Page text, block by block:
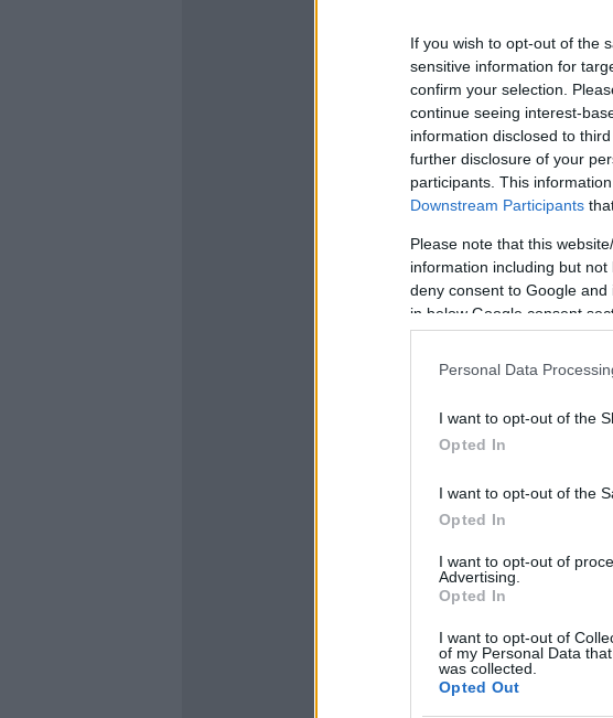
If you wish to opt-out of the
sensitive information for
confirm your selection.
continue seeing interest-
information disclosed to
further disclosure of your
participants. This
Downstream Participants
Please note that this
information including but
deny consent to Google
in below Google consent
Personal Data
I want to opt-out of the
Opted In
I want to opt-out of the
Opted In
I want to opt-out of
Advertising.
Opted In
I want to opt-out of
of my Personal Data
was collected.
Opted Out